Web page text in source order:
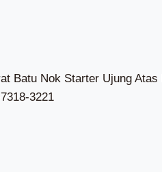
Batu Nok Starter Ujung
3221